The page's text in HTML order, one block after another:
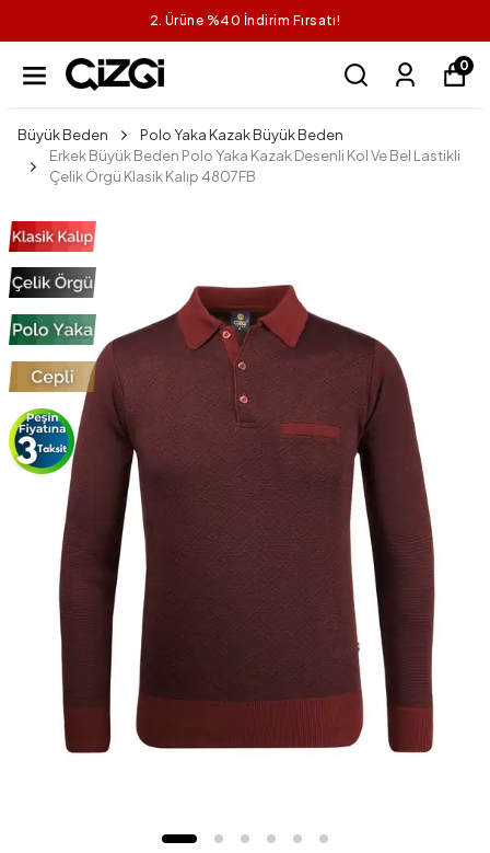
2. Ürüne %40 İndirim Fırsatı!
0
Büyük Beden
Polo Yaka Kazak Büyük Beden
Erkek Büyük Beden Polo Yaka Kazak Desenli Kol Ve Bel Lastikli
Çelik Örgü Klasik Kalıp 4807FB